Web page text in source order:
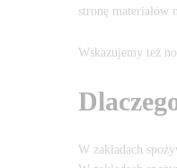
stronę materiałów
Wskazujemy też
W zakładach